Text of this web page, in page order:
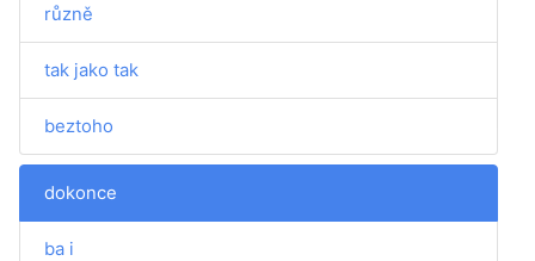
různě
tak jako tak
beztoho
dokonce
ba i